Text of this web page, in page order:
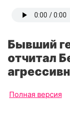
Бывший
отчитал
Полная версия